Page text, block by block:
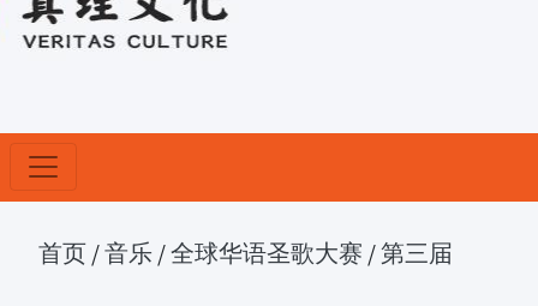
首页 /音乐 /全球华语圣歌大赛 /第三届